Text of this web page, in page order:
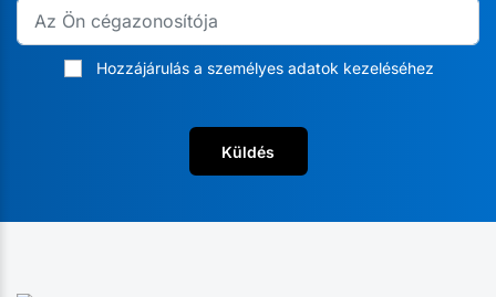
Hozzájárulás a személyes adatok kezeléséhez
Küldés